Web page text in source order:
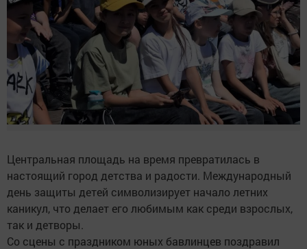
Центральная площадь на время превратилась в
настоящий город детства и радости. Международный
день защиты детей символизирует начало летних
каникул, что делает его любимым как среди взрослых,
так и детворы.
Со сцены с праздником юных бавлинцев поздравил